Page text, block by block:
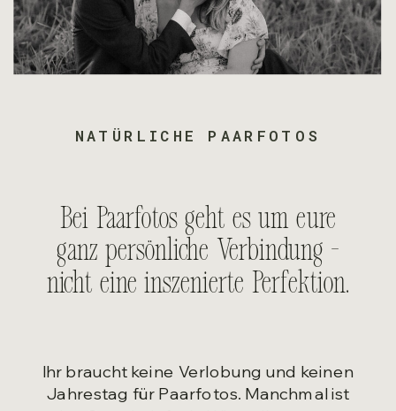
Ihr braucht keine Verlobung und keinen
Jahrestag für Paarfotos. Manchmal ist
Bei Paarfotos geht es um eure
ganz persönliche Verbindung –
nicht eine inszenierte Perfektion.
NATÜRLICHE PAARFOTOS